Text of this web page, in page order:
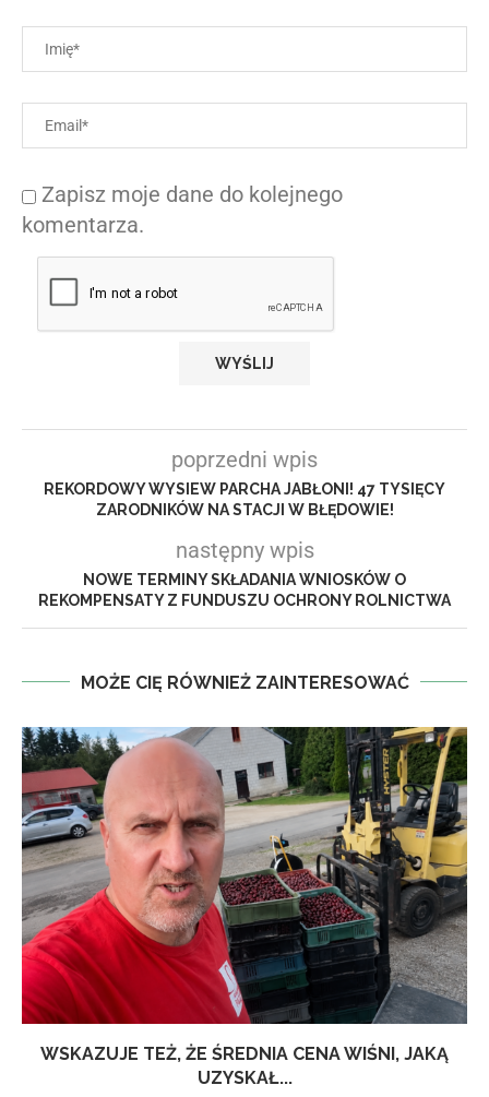
Zapisz moje dane do kolejnego
komentarza.
poprzedni wpis
REKORDOWY WYSIEW PARCHA JABŁONI! 47 TYSIĘCY
ZARODNIKÓW NA STACJI W BŁĘDOWIE!
następny wpis
NOWE TERMINY SKŁADANIA WNIOSKÓW O
REKOMPENSATY Z FUNDUSZU OCHRONY ROLNICTWA
MOŻE CIĘ RÓWNIEŻ ZAINTERESOWAĆ
WSKAZUJE TEŻ, ŻE ŚREDNIA CENA WIŚNI, JAKĄ
UZYSKAŁ...